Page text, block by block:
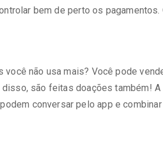
bem de perto os
não usa mais? Você pode
são feitas doações também!
conversar pelo app e